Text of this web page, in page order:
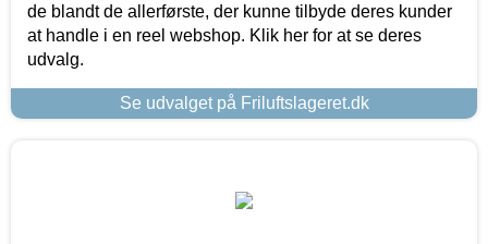
de blandt de allerførste, der kunne tilbyde deres kunder
at handle i en reel webshop. Klik her for at se deres
udvalg.
Se udvalget på Friluftslageret.dk